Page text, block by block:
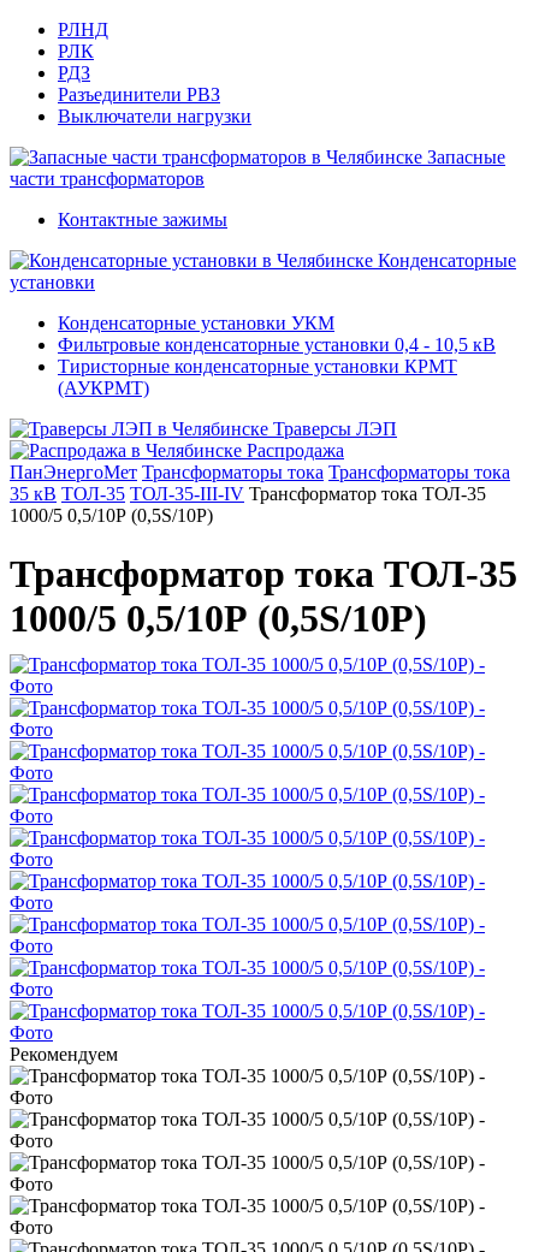
РЛНД
РЛК
РДЗ
Разъединители РВЗ
Выключатели нагрузки
Запасные
части трансформаторов
Контактные зажимы
Конденсаторные
установки
Конденсаторные установки УКМ
Фильтровые конденсаторные установки 0,4 - 10,5 кВ
Тиристорные конденсаторные установки КРМТ
(АУКРМТ)
Траверсы ЛЭП
Распродажа
ПанЭнергоМет Трансформаторы тока Трансформаторы тока
35 кВ ТОЛ-35 ТОЛ-35-III-IV Трансформатор тока ТОЛ-35
1000/5 0,5/10Р (0,5S/10Р)
Трансформатор тока ТОЛ-35
1000/5 0,5/10Р (0,5S/10Р)
Рекомендуем